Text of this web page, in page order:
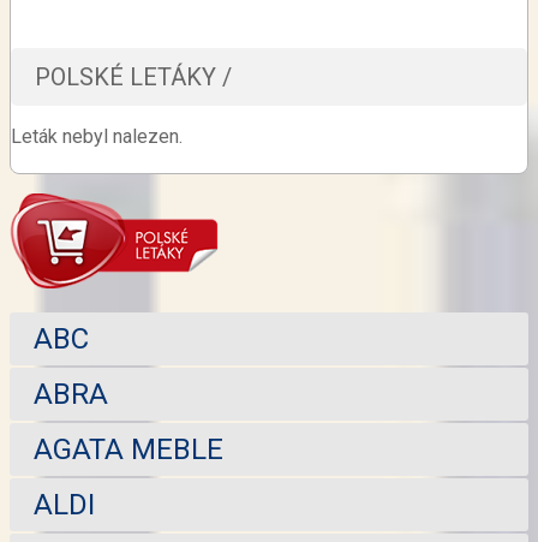
POLSKÉ LETÁKY /
Leták nebyl nalezen.
ABC
ABRA
AGATA MEBLE
ALDI